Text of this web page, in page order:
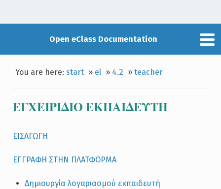
Open eClass Documentation
You are here:start » el » 4.2 »teacher
ΕΓΧΕΙΡIΔΙΟ ΕΚΠΑΙΔΕΥTH
ΕΙΣΑΓΩΓΗ
ΕΓΓΡΑΦΗ ΣΤΗΝ ΠΛΑΤΦΟΡΜΑ
Δημιουργία λογαριασμού εκπαιδευτή